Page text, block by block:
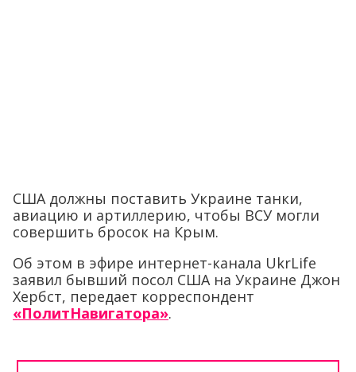
заявил бывший посол США на Украине Джон
Хербст, передает корреспондент
«ПолитНавигатора».